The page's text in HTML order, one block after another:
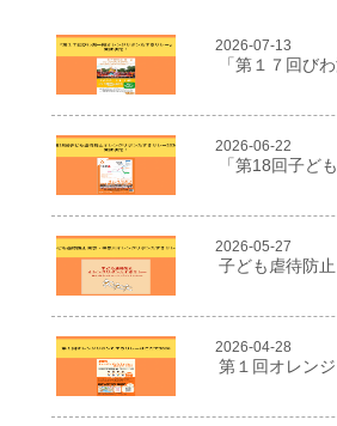
2026-07-13
2026-06-22
2026-05-27
2026-04-28